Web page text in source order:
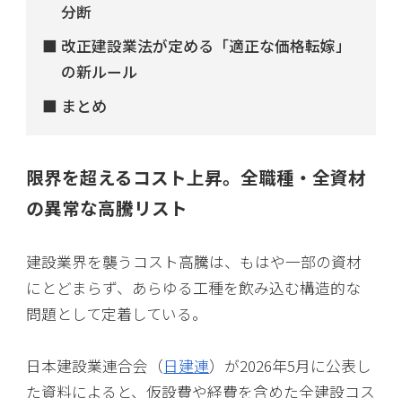
分断
改正建設業法が定める「適正な価格転嫁」
の新ルール
まとめ
限界を超えるコスト上昇。全職種・全資材
の異常な高騰リスト
建設業界を襲うコスト高騰は、もはや一部の資材
にとどまらず、あらゆる工種を飲み込む構造的な
問題として定着している。
日本建設業連合会（日建連）が2026年5月に公表し
た資料によると、仮設費や経費を含めた全建設コス